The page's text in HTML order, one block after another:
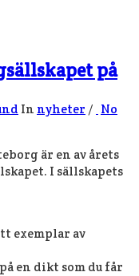
på
In nyheter / No
är en av årets
I sällskapets
exemplar av
en dikt som du får